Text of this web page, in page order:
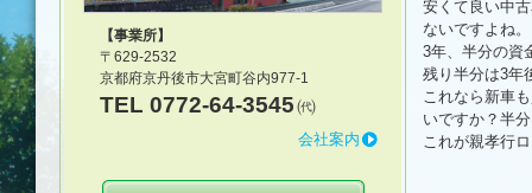
安くて良い中
ないですよね
3年、半分の資
残り半分は3年
これなら新車
いですか？半
これが親孝行
【事業所】
〒629-2532
京都府京丹後市大宮町谷内977-1
TEL 0772-64-3545㈹
会社案内